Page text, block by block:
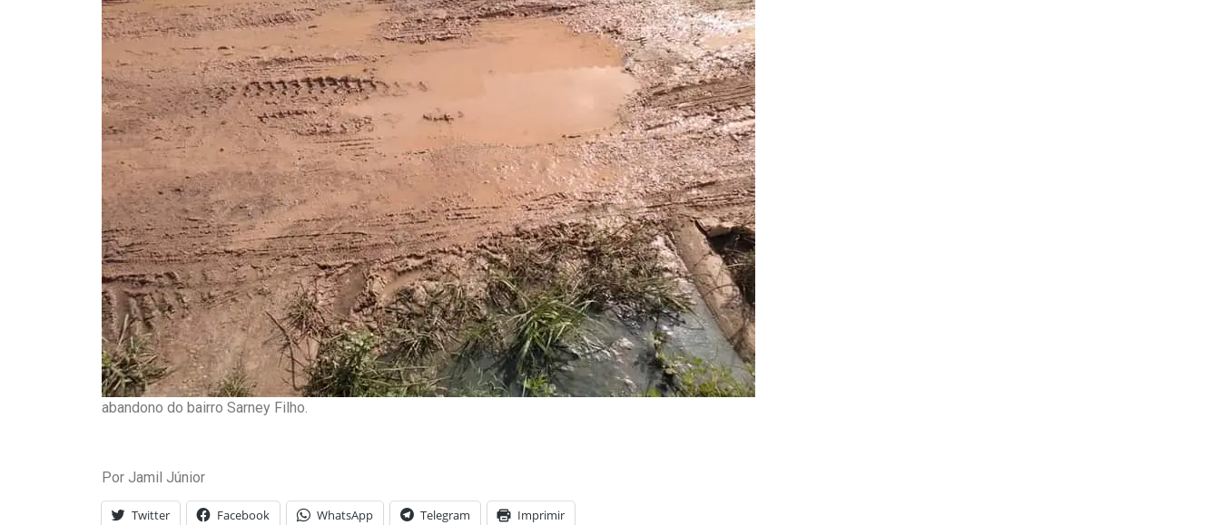
abandono do bairro Sarney Filho.
Por Jamil Júnior
Twitter Facebook WhatsApp Telegram Imprimir